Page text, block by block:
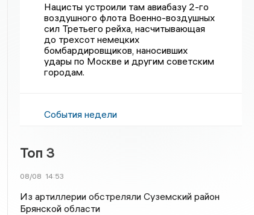
Нацисты устроили там авиабазу 2-го
воздушного флота Военно-воздушных
сил Третьего рейха, насчитывающая
до трехсот немецких
бомбардировщиков, наносивших
удары по Москве и другим советским
городам.
События недели
Топ 3
08/08 14:53
Из артиллерии обстреляли Суземский район
Брянской области